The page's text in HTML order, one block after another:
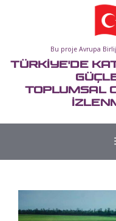
Bu proje Avrupa
TÜRKİYE'DE
TOPLUMSAL